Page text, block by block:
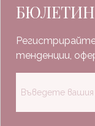
Регистрирайте
тенденции,